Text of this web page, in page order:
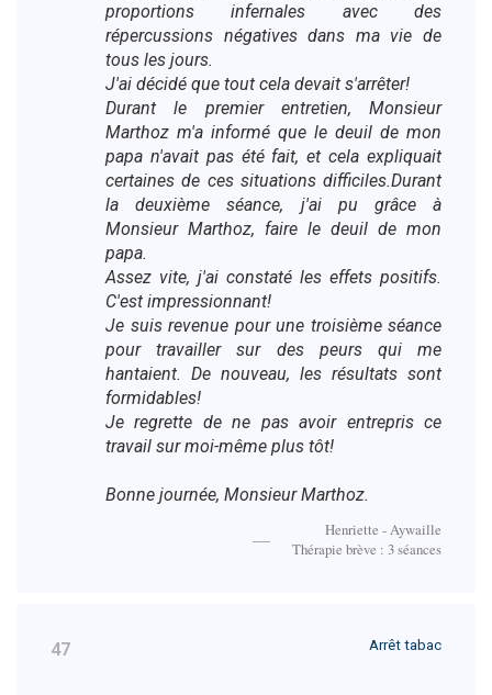
proportions infernales avec des
répercussions négatives dans ma vie de
tous les jours.
J'ai décidé que tout cela devait s'arrêter!
Durant le premier entretien, Monsieur
Marthoz m'a informé que le deuil de mon
papa n'avait pas été fait, et cela expliquait
certaines de ces situations difficiles.Durant
la deuxième séance, j'ai pu grâce à
Monsieur Marthoz, faire le deuil de mon
papa.
Assez vite, j'ai constaté les effets positifs.
C'est impressionnant!
Je suis revenue pour une troisième séance
pour travailler sur des peurs qui me
hantaient. De nouveau, les résultats sont
formidables!
Je regrette de ne pas avoir entrepris ce
travail sur moi-même plus tôt!
Bonne journée, Monsieur Marthoz.
Henriette - Aywaille
Thérapie brève : 3 séances
47 Arrêt tabac